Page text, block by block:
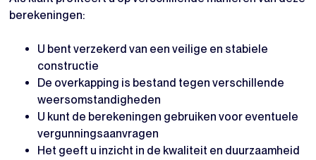
berekeningen:
U bent verzekerd van een veilige en stabiele
constructie
De overkapping is bestand tegen verschillende
weersomstandigheden
U kunt de berekeningen gebruiken voor eventuele
vergunningsaanvragen
Het geeft u inzicht in de kwaliteit en duurzaamheid